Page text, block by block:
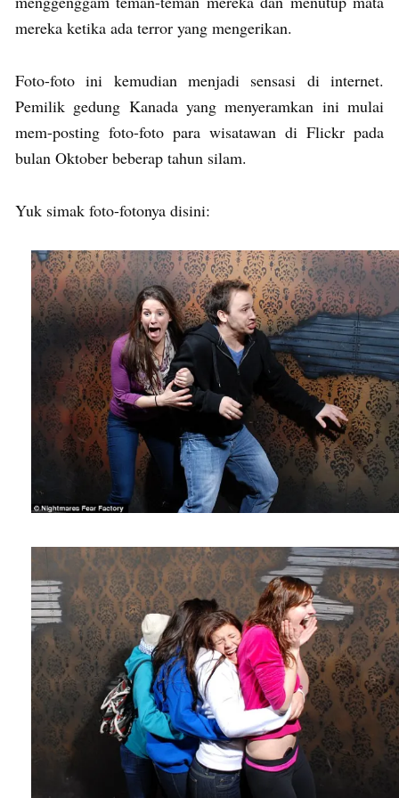
mereka ketika ada terror yang mengerikan.
Foto-foto ini kemudian menjadi sensasi di internet.
Pemilik gedung Kanada yang menyeramkan ini mulai
mem-posting foto-foto para wisatawan di Flickr pada
bulan Oktober beberap tahun silam.
Yuk simak foto-fotonya disini: